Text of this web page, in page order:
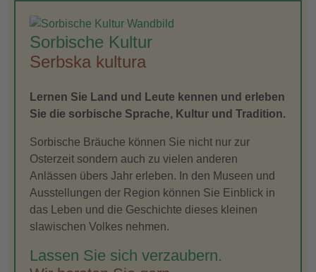
Sorbische Kultur
Serbska kultura
Lernen Sie Land und Leute kennen und erleben
Sie die sorbische Sprache, Kultur und Tradition.
Sorbische Bräuche können Sie nicht nur zur
Osterzeit sondern auch zu vielen anderen
Anlässen übers Jahr erleben. In den Museen und
Ausstellungen der Region können Sie Einblick in
das Leben und die Geschichte dieses kleinen
slawischen Volkes nehmen.
Lassen Sie sich verzaubern.